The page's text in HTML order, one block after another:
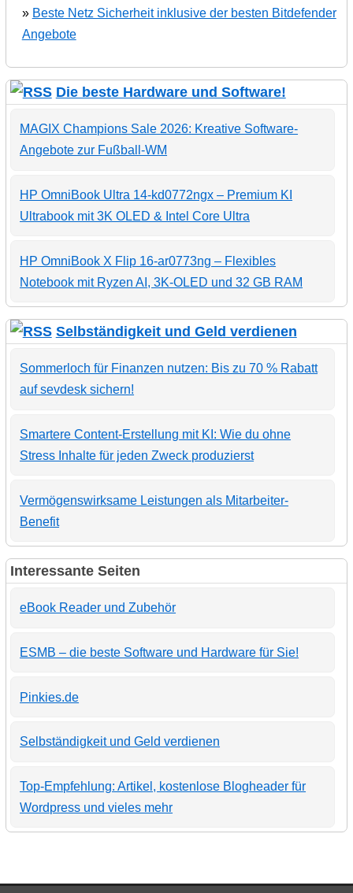
» Beste Netz Sicherheit inklusive der besten Bitdefender
Angebote
Die beste Hardware und Software!
MAGIX Champions Sale 2026: Kreative Software-
Angebote zur Fußball-WM
HP OmniBook Ultra 14-kd0772ngx – Premium KI
Ultrabook mit 3K OLED & Intel Core Ultra
HP OmniBook X Flip 16-ar0773ng – Flexibles
Notebook mit Ryzen AI, 3K-OLED und 32 GB RAM
Selbständigkeit und Geld verdienen
Sommerloch für Finanzen nutzen: Bis zu 70 % Rabatt
auf sevdesk sichern!
Smartere Content-Erstellung mit KI: Wie du ohne
Stress Inhalte für jeden Zweck produzierst
Vermögenswirksame Leistungen als Mitarbeiter-
Benefit
Interessante Seiten
eBook Reader und Zubehör
ESMB – die beste Software und Hardware für Sie!
Pinkies.de
Selbständigkeit und Geld verdienen
Top-Empfehlung: Artikel, kostenlose Blogheader für
Wordpress und vieles mehr